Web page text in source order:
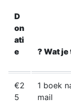
D
on
ati
e
? Wat
€2
5
1 boek
mail